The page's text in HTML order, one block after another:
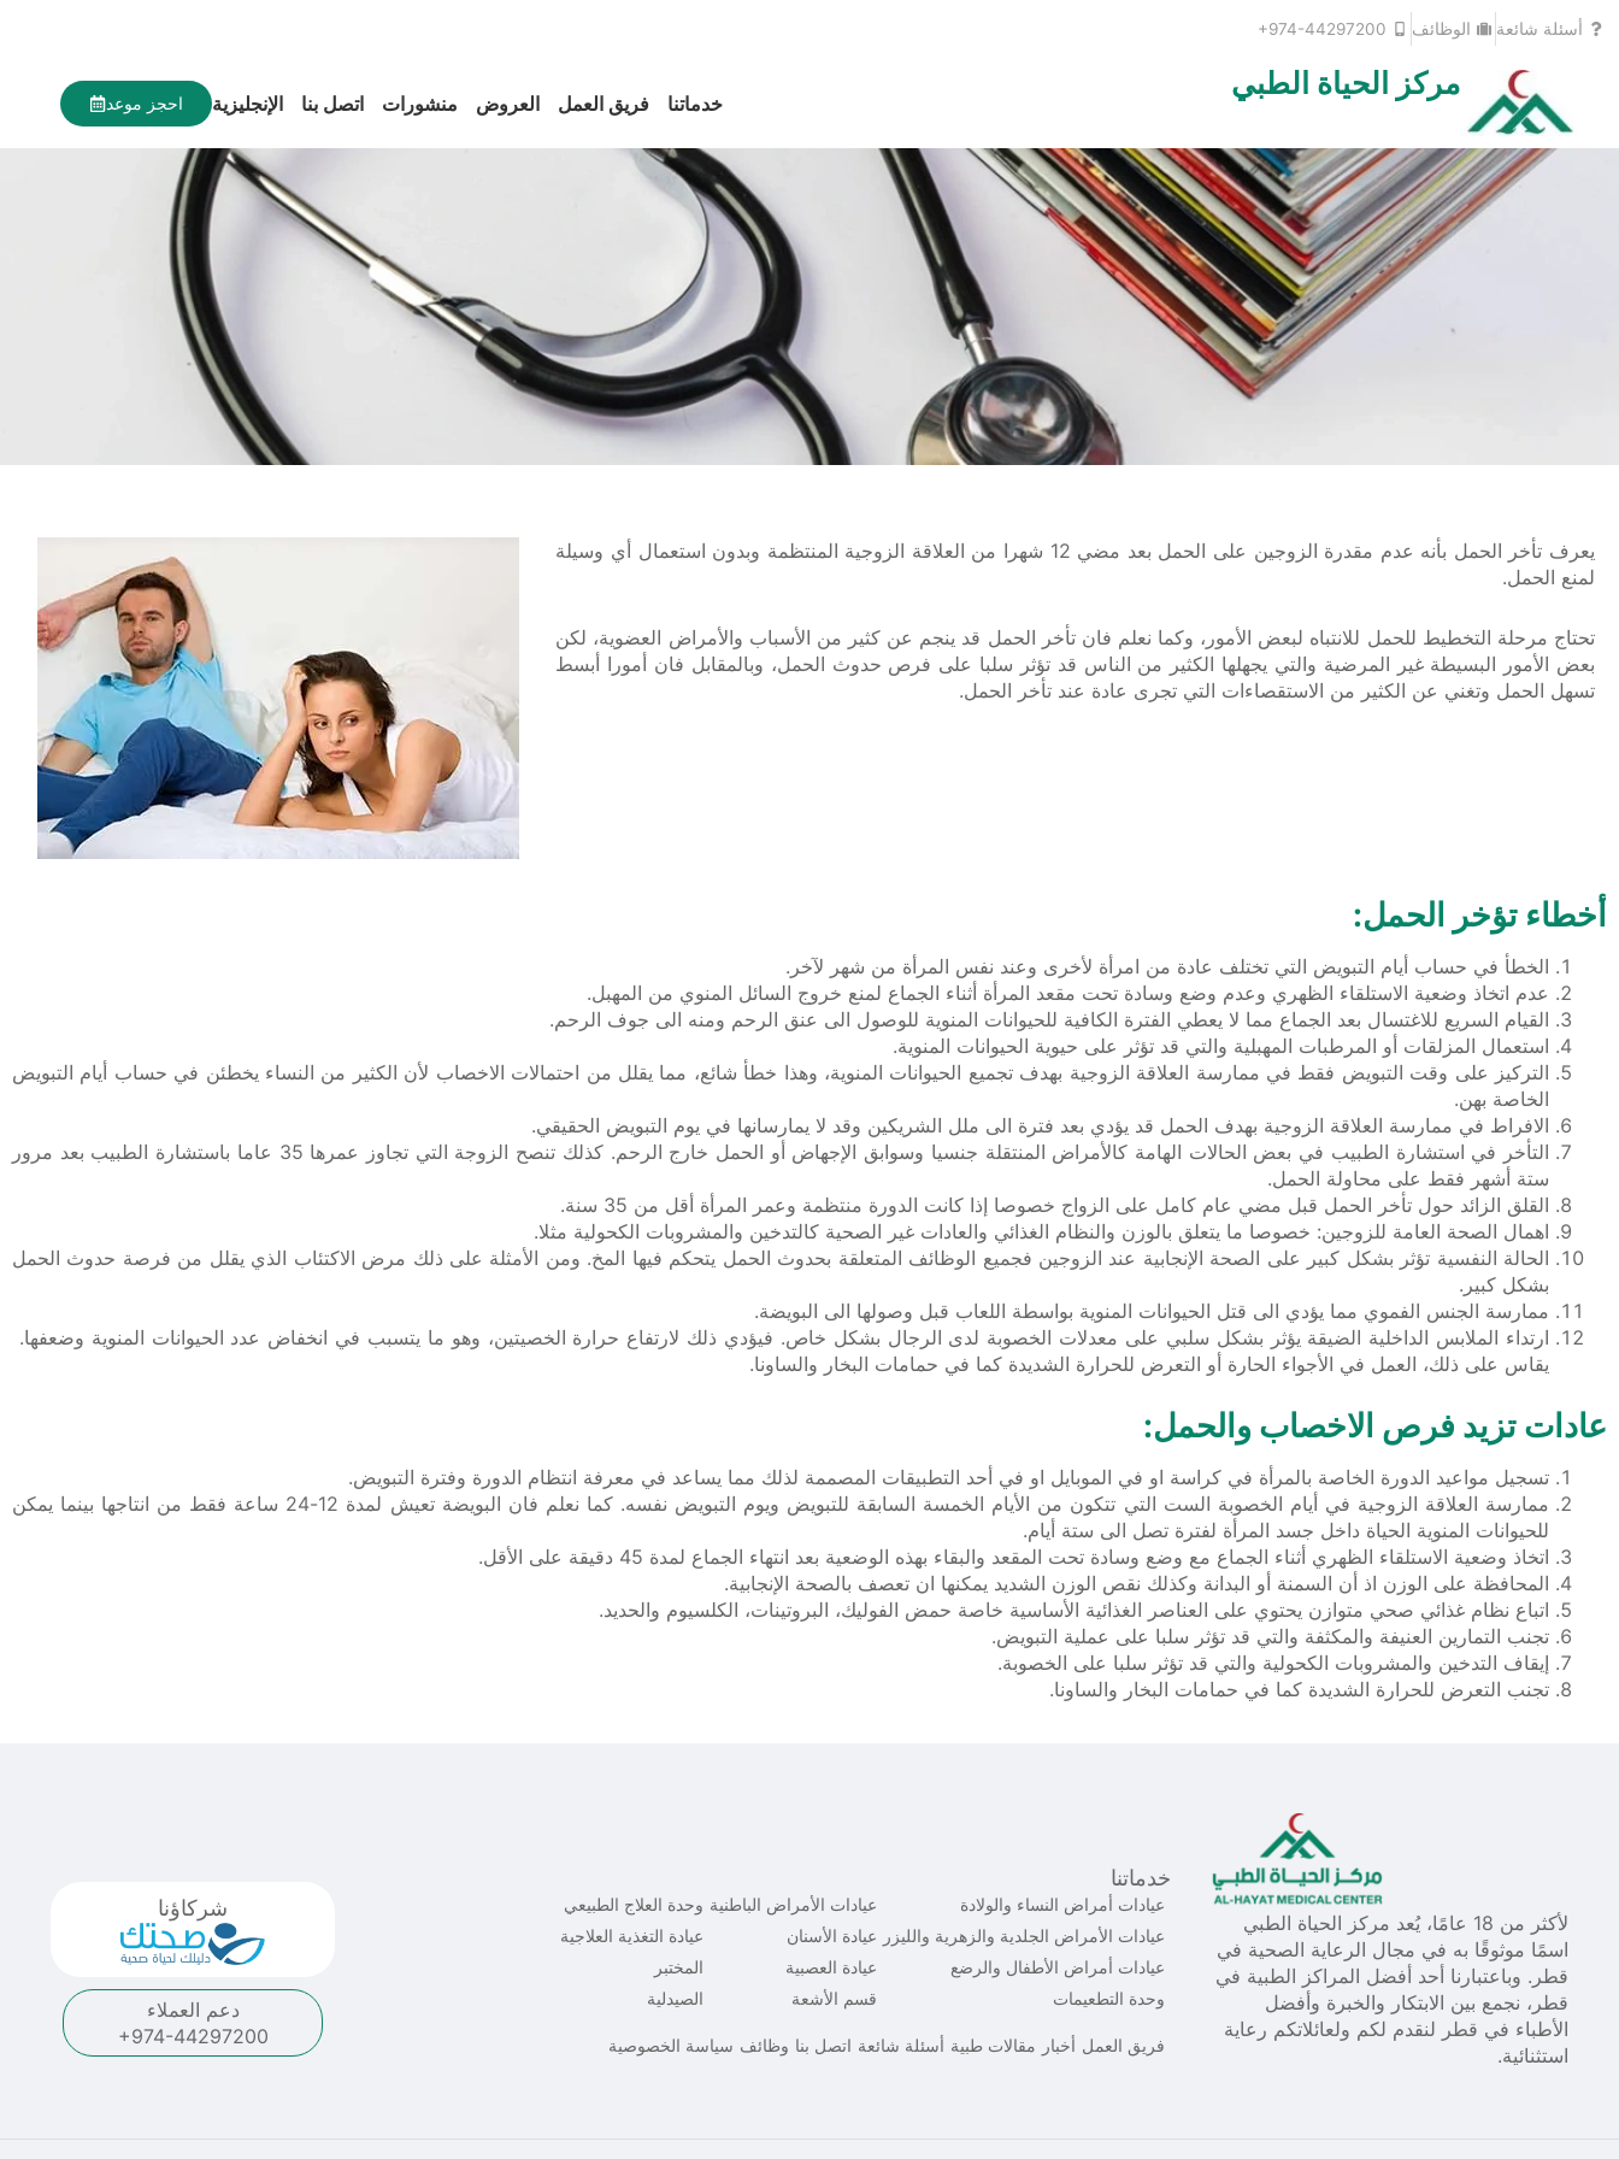
تخطي
إلى
أسئلة شائعة الوظائف +974-44297200
مركز الحياة الطبي
خدماتنا فريق العمل العروض منشورات اتصل بنا الإنجليزية احجز موعد
يعرف تأخر الحمل بأنه عدم مقدرة الزوجين على الحمل بعد مضي 12 شهرا من العلاقة الزوجية المنتظمة وبدون استعمال أي وسيلة
لمنع الحمل.
تحتاج مرحلة التخطيط للحمل للانتباه لبعض الأمور، وكما نعلم فان تأخر الحمل قد ينجم عن كثير من الأسباب والأمراض العضوية، لكن
بعض الأمور البسيطة غير المرضية والتي يجهلها الكثير من الناس قد تؤثر سلبا على فرص حدوث الحمل، وبالمقابل فان أمورا أبسط
تسهل الحمل وتغني عن الكثير من الاستقصاءات التي تجرى عادة عند تأخر الحمل.
أخطاء تؤخر الحمل:
الخطأ في حساب أيام التبويض التي تختلف عادة من امرأة لأخرى وعند نفس المرأة من شهر لآخر.
عدم اتخاذ وضعية الاستلقاء الظهري وعدم وضع وسادة تحت مقعد المرأة أثناء الجماع لمنع خروج السائل المنوي من المهبل.
القيام السريع للاغتسال بعد الجماع مما لا يعطي الفترة الكافية للحيوانات المنوية للوصول الى عنق الرحم ومنه الى جوف الرحم.
استعمال المزلقات أو المرطبات المهبلية والتي قد تؤثر على حيوية الحيوانات المنوية.
التركيز على وقت التبويض فقط في ممارسة العلاقة الزوجية بهدف تجميع الحيوانات المنوية، وهذا خطأ شائع، مما يقلل من احتمالات الاخصاب لأن الكثير من النساء يخطئن في حساب أيام التبويض
الخاصة بهن.
الافراط في ممارسة العلاقة الزوجية بهدف الحمل قد يؤدي بعد فترة الى ملل الشريكين وقد لا يمارسانها في يوم التبويض الحقيقي.
التأخر في استشارة الطبيب في بعض الحالات الهامة كالأمراض المنتقلة جنسيا وسوابق الإجهاض أو الحمل خارج الرحم. كذلك تنصح الزوجة التي تجاوز عمرها 35 عاما باستشارة الطبيب بعد مرور
ستة أشهر فقط على محاولة الحمل.
القلق الزائد حول تأخر الحمل قبل مضي عام كامل على الزواج خصوصا إذا كانت الدورة منتظمة وعمر المرأة أقل من 35 سنة.
اهمال الصحة العامة للزوجين: خصوصا ما يتعلق بالوزن والنظام الغذائي والعادات غير الصحية كالتدخين والمشروبات الكحولية مثلا.
الحالة النفسية تؤثر بشكل كبير على الصحة الإنجابية عند الزوجين فجميع الوظائف المتعلقة بحدوث الحمل يتحكم فيها المخ. ومن الأمثلة على ذلك مرض الاكتئاب الذي يقلل من فرصة حدوث الحمل
بشكل كبير.
ممارسة الجنس الفموي مما يؤدي الى قتل الحيوانات المنوية بواسطة اللعاب قبل وصولها الى البويضة.
ارتداء الملابس الداخلية الضيقة يؤثر بشكل سلبي على معدلات الخصوبة لدى الرجال بشكل خاص. فيؤدي ذلك لارتفاع حرارة الخصيتين، وهو ما يتسبب في انخفاض عدد الحيوانات المنوية وضعفها.
يقاس على ذلك، العمل في الأجواء الحارة أو التعرض للحرارة الشديدة كما في حمامات البخار والساونا.
عادات تزيد فرص الاخصاب والحمل:
تسجيل مواعيد الدورة الخاصة بالمرأة في كراسة او في الموبايل او في أحد التطبيقات المصممة لذلك مما يساعد في معرفة انتظام الدورة وفترة التبويض.
ممارسة العلاقة الزوجية في أيام الخصوبة الست التي تتكون من الأيام الخمسة السابقة للتبويض ويوم التبويض نفسه. كما نعلم فان البويضة تعيش لمدة 12-24 ساعة فقط من انتاجها بينما يمكن
للحيوانات المنوية الحياة داخل جسد المرأة لفترة تصل الى ستة أيام.
اتخاذ وضعية الاستلقاء الظهري أثناء الجماع مع وضع وسادة تحت المقعد والبقاء بهذه الوضعية بعد انتهاء الجماع لمدة 45 دقيقة على الأقل.
المحافظة على الوزن اذ أن السمنة أو البدانة وكذلك نقص الوزن الشديد يمكنها ان تعصف بالصحة الإنجابية.
اتباع نظام غذائي صحي متوازن يحتوي على العناصر الغذائية الأساسية خاصة حمض الفوليك، البروتينات، الكلسيوم والحديد.
تجنب التمارين العنيفة والمكثفة والتي قد تؤثر سلبا على عملية التبويض.
إيقاف التدخين والمشروبات الكحولية والتي قد تؤثر سلبا على الخصوبة.
تجنب التعرض للحرارة الشديدة كما في حمامات البخار والساونا.
لأكثر من 18 عامًا، يُعد مركز الحياة الطبي
اسمًا موثوقًا به في مجال الرعاية الصحية في
قطر. وباعتبارنا أحد أفضل المراكز الطبية في
قطر، نجمع بين الابتكار والخبرة وأفضل
الأطباء في قطر لنقدم لكم ولعائلاتكم رعاية
استثنائية.
خدماتنا
عيادات أمراض النساء والولادة
عيادات الأمراض الجلدية والزهرية والليزر
عيادات أمراض الأطفال والرضع
وحدة التطعيمات
عيادات الأمراض الباطنية
عيادة الأسنان
عيادة العصبية
قسم الأشعة
وحدة العلاج الطبيعي
عيادة التغذية العلاجية
المختبر
الصيدلية
فريق العمل أخبار مقالات طبية أسئلة شائعة اتصل بنا وظائف سياسة الخصوصية
شركاؤنا
دعم العملاء
+974-44297200